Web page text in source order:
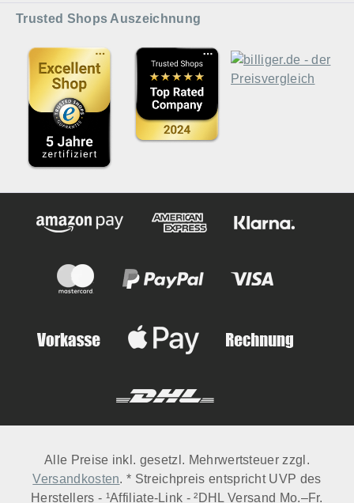
Trusted Shops Auszeichnung
Alle Preise inkl. gesetzl. Mehrwertsteuer zzgl.
Versandkosten. * Streichpreis entspricht UVP des
Herstellers - ¹Affiliate-Link - ²DHL Versand Mo.–Fr.